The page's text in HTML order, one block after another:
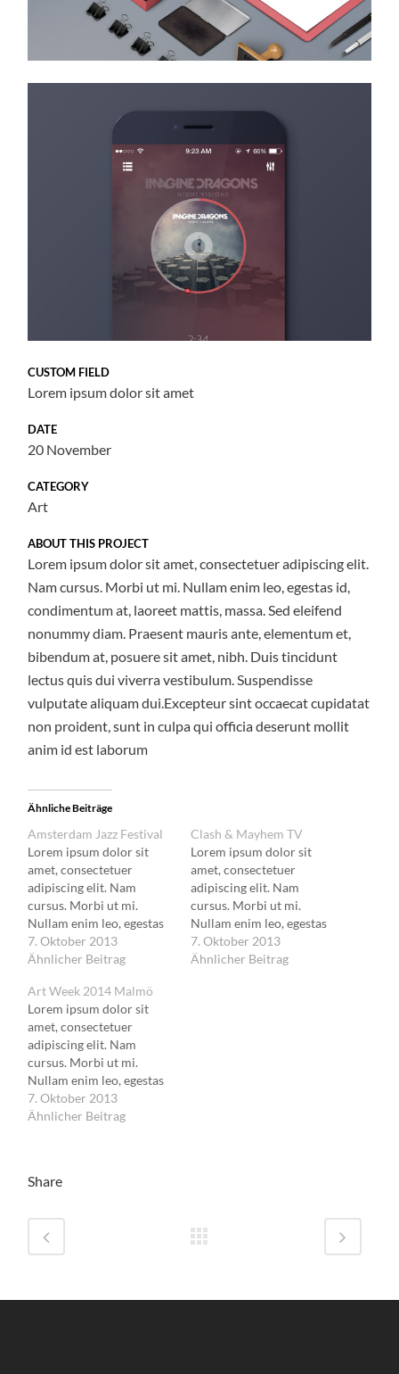
CUSTOM FIELD
Lorem ipsum dolor sit amet
DATE
20 November
CATEGORY
Art
ABOUT THIS PROJECT
Lorem ipsum dolor sit amet, consectetuer adipiscing elit.
Nam cursus. Morbi ut mi. Nullam enim leo, egestas id,
condimentum at, laoreet mattis, massa. Sed eleifend
nonummy diam. Praesent mauris ante, elementum et,
bibendum at, posuere sit amet, nibh. Duis tincidunt
lectus quis dui viverra vestibulum. Suspendisse
vulputate aliquam dui.Excepteur sint occaecat cupidatat
non proident, sunt in culpa qui officia deserunt mollit
anim id est laborum
Ähnliche Beiträge
Amsterdam Jazz Festival
Lorem ipsum dolor sit
amet, consectetuer
adipiscing elit. Nam
cursus. Morbi ut mi.
Nullam enim leo, egestas
id, condimentum at,
laoreet mattis, massa.
7. Oktober 2013
Ähnlicher Beitrag
Clash & Mayhem TV
Lorem ipsum dolor sit
amet, consectetuer
adipiscing elit. Nam
cursus. Morbi ut mi.
Nullam enim leo, egestas
id, condimentum at,
laoreet mattis, massa.
7. Oktober 2013
Ähnlicher Beitrag
Art Week 2014 Malmö
Lorem ipsum dolor sit
amet, consectetuer
adipiscing elit. Nam
cursus. Morbi ut mi.
Nullam enim leo, egestas
id, condimentum at,
laoreet mattis, massa.
7. Oktober 2013
Ähnlicher Beitrag
Share